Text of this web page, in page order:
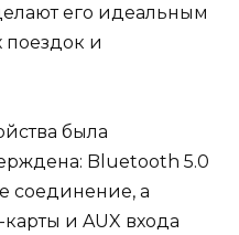
его идеальным
и
была
Bluetooth 5.0
соединение, а
и AUX входа